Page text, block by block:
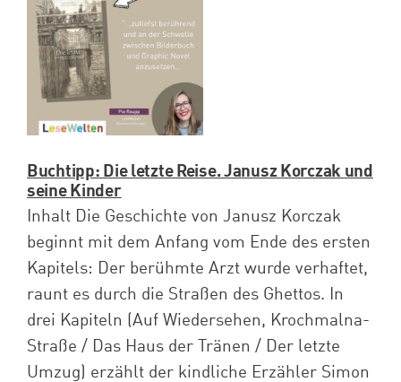
Spenden
Projekte
Buchtipp: Die letzte Reise. Janusz Korczak und
seine Kinder
Inhalt Die Geschichte von Janusz Korczak
beginnt mit dem Anfang vom Ende des ersten
Kapitels: Der berühmte Arzt wurde verhaftet,
raunt es durch die Straßen des Ghettos. In
drei Kapiteln (Auf Wiedersehen, Krochmalna-
Straße / Das Haus der Tränen / Der letzte
Umzug) erzählt der kindliche Erzähler Simon